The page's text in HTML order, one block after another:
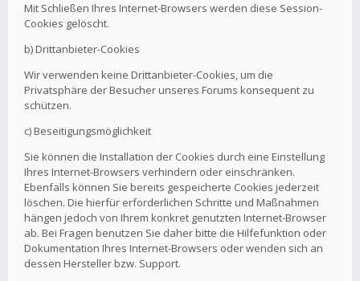
Mit Schließen Ihres Internet-Browsers werden diese Session-
Cookies gelöscht.
b) Drittanbieter-Cookies
Wir verwenden keine Drittanbieter-Cookies, um die
Privatsphäre der Besucher unseres Forums konsequent zu
schützen.
c) Beseitigungsmöglichkeit
Sie können die Installation der Cookies durch eine Einstellung
Ihres Internet-Browsers verhindern oder einschränken.
Ebenfalls können Sie bereits gespeicherte Cookies jederzeit
löschen. Die hierfür erforderlichen Schritte und Maßnahmen
hängen jedoch von Ihrem konkret genutzten Internet-Browser
ab. Bei Fragen benutzen Sie daher bitte die Hilfefunktion oder
Dokumentation Ihres Internet-Browsers oder wenden sich an
dessen Hersteller bzw. Support.